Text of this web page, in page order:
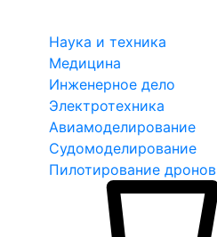
Наука и техника
Медицина
Инженерное дело
Электротехника
Авиамоделирование
Судомоделирование
Пилотирование дронов